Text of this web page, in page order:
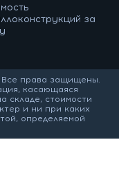
за
права защищены.
касающаяся
складе, стоимости
и ни при каких
определяемой